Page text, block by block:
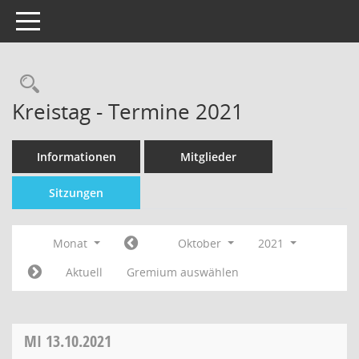
Toggle navigation
Kreistag - Termine 2021
Informationen Mitglieder
Sitzungen
Monat Oktober
2021
Aktuell
Gremium auswählen
MI 13.10.2021